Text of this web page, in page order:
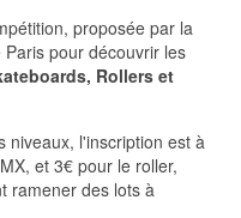
proposée par la
Paris pour découvrir les
Rollers et
niveaux, l'inscription est à
et 3€ pour le roller,
ramener des lots à